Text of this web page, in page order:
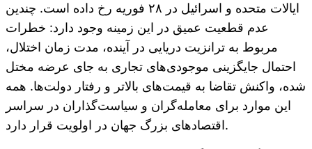
ایالات متحده و اسرائیل در ۲۸ فوریه رخ داده است. چندین
عدم قطعیت عمیق در این زمینه وجود دارد: خطرات
مربوط به ترانزیت دریایی در آینده، مدت زمان اختلال،
احتمال جایگزینی موجودی‌های تجاری به جای عرضه مختل
شده، واکنش تقاضا به قیمت‌های بالاتر و رفتار دولت‌ها. همه
این موارد برای معامله‌گران و سیاست‌گذاران در سراسر
اقتصادهای بزرگ جهان در اولویت قرار دارد.